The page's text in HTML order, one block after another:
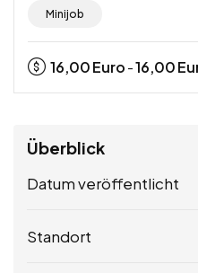
Minijob
16,00Euro -16,00
Überblick
Datum veröffentlicht
Standort